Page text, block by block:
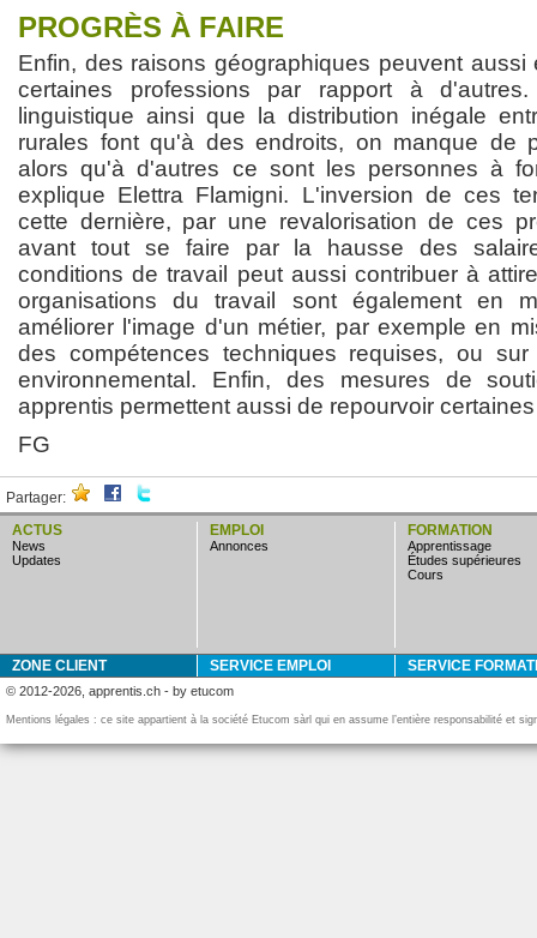
PROGRÈS À FAIRE
Enfin, des raisons géographiques peuvent
certaines professions par rapport à
linguistique ainsi que la distribution inégale
rurales font qu'à des endroits, on manque de
alors qu'à d'autres ce sont les personnes à
explique Elettra Flamigni. L'inversion de ces
cette dernière, par une revalorisation de ces
avant tout se faire par la hausse des
conditions de travail peut aussi contribuer à
organisations du travail sont également en
améliorer l'image d'un métier, par exemple en
des compétences techniques requises, ou
environnemental. Enfin, des mesures de
apprentis permettent aussi de repourvoir
FG
Partager:
ACTUS
news
updates
EMPLOI
annonces
FORMATION
apprentissage
études supérieures
cours
ZONE CLIENT SERVICE EMPLOI SERVICE
© 2012-2026, apprentis.ch - by etucom
Mentions légales : ce site appartient à la société Etucom sàrl qui en assume l’entière responsabilité et